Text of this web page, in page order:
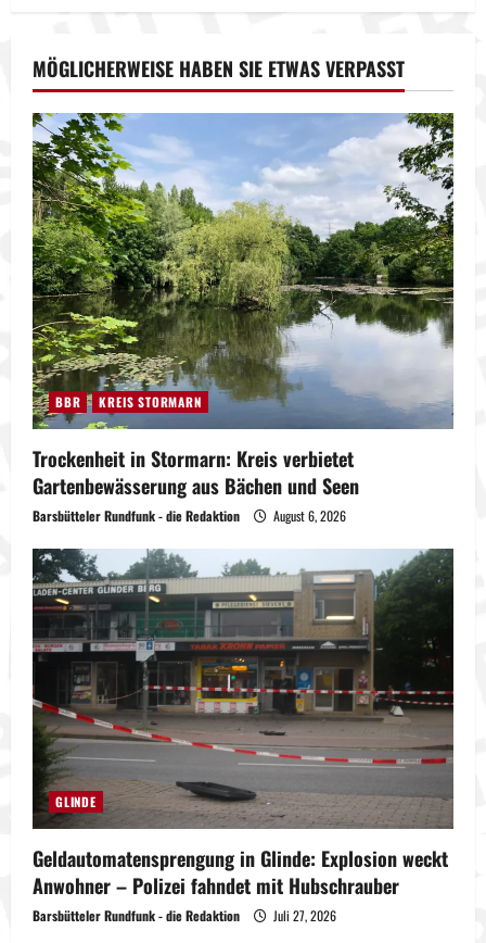
MÖGLICHERWEISE HABEN SIE ETWAS VERPASST
BBR KREIS STORMARN
Trockenheit in Stormarn: Kreis verbietet
Gartenbewässerung aus Bächen und Seen
Barsbütteler Rundfunk - die Redaktion August 6, 2026
GLINDE
Geldautomatensprengung in Glinde: Explosion weckt
Anwohner – Polizei fahndet mit Hubschrauber
Barsbütteler Rundfunk - die Redaktion Juli 27, 2026